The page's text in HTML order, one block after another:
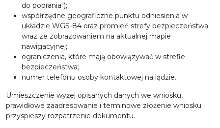
do pobrania");
współrzędne geograficzne punktu odniesienia w
układzie WGS-84 oraz promień strefy bezpieczeństwa
wraz ze zobrazowaniem na aktualnej mapie
nawigacyjnej;
ograniczenia, które mają obowiązywać w strefie
bezpieczeństwa;
numer telefonu osoby kontaktowej na lądzie.
Umieszczenie wyżej opisanych danych we wniosku,
prawidłowe zaadresowanie i terminowe złożenie wniosku
przyspieszy rozpatrzenie dokumentu.